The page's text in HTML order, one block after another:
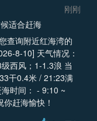
刚刚
适合赶海
查询附近红海湾的
8-10] 天气情况：
西风；1-1.3浪 当
干0.4米 / 21:23满
时间： - 9:10 ~
赶海愉快！